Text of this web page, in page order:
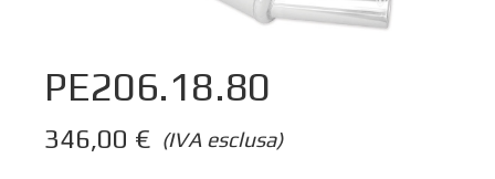
PE206.18.80
(IVA esclusa)
346,00 €